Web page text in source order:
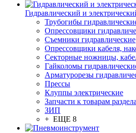
Гидравлический и
Трубогибы
Опрессовщики
Съемники гидравлические
Опрессовщики кабеля,
Секторные ножницы,
Гайколомы
Арматурорезы
Прессы
Клуппы электрические
Запчасти к товарам раздела
ЗИП
+ ЕЩЕ 8